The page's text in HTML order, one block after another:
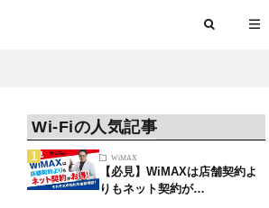
Wi-Fiの人気記事
WiMAX
【必見】WiMAXは店舗契約よ
りもネット契約が…